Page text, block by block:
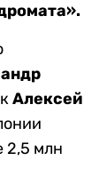
Алексей
2,5 млн